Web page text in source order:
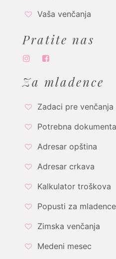
Vaša venčanja
Pratite nas
Za mladence
Zadaci pre venčanja
Potrebna dokumenta
Adresar opština
Adresar crkava
Kalkulator troškova
Popusti za mladence
Zimska venčanja
Medeni mesec